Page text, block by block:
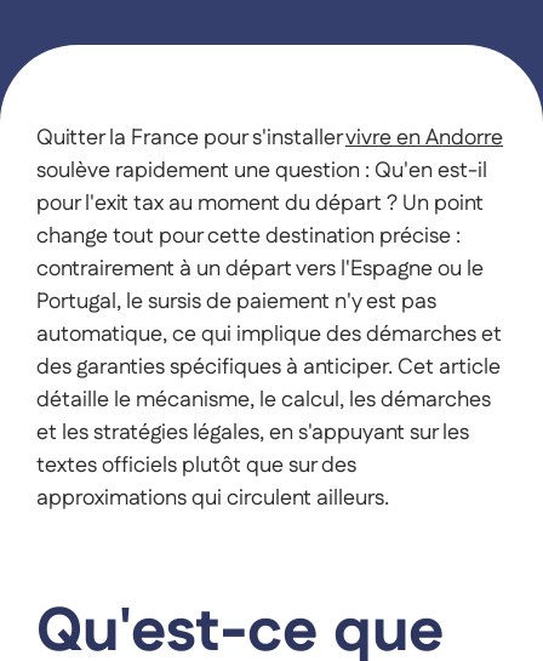
Quitter la France pour s'installervivre en Andorre
soulève rapidement une question : Qu'en est-il
pour l'exit tax au moment du départ ? Un point
change tout pour cette destination précise :
contrairement à un départ vers l'Espagne ou le
Portugal, le sursis de paiement n'y est pas
automatique, ce qui implique des démarches et
des garanties spécifiques à anticiper. Cet article
détaille le mécanisme, le calcul, les démarches
et les stratégies légales, en s'appuyant sur les
textes officiels plutôt que sur des
approximations qui circulent ailleurs.
Qu'est-ce que